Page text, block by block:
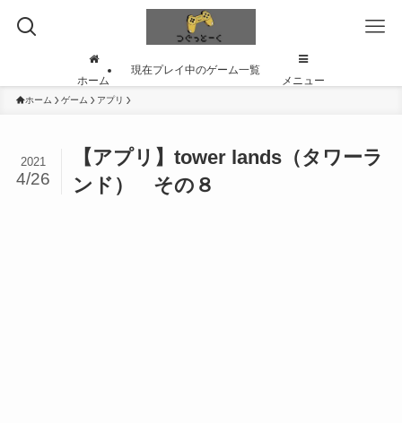
ホーム
現在プレイ中のゲーム一覧
メニュー
ホーム ゲーム アプリ
【アプリ】tower lands（タワーラ
ンド） その８
2021
4/26